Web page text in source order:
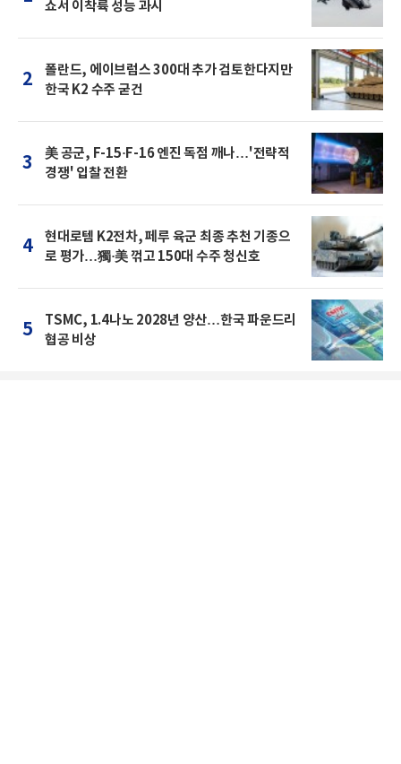
쇼서 이착륙 성능 과시
2
폴란드, 에이브럼스 300대 추가 검토한다지만
한국 K2 수주 굳건
3
美 공군, F-15·F-16 엔진 독점 깨나…'전략적
경쟁' 입찰 전환
4
현대로템 K2전차, 페루 육군 최종 추천 기종으
로 평가…獨·美 꺾고 150대 수주 청신호
5
TSMC, 1.4나노 2028년 양산…한국 파운드리
협공 비상